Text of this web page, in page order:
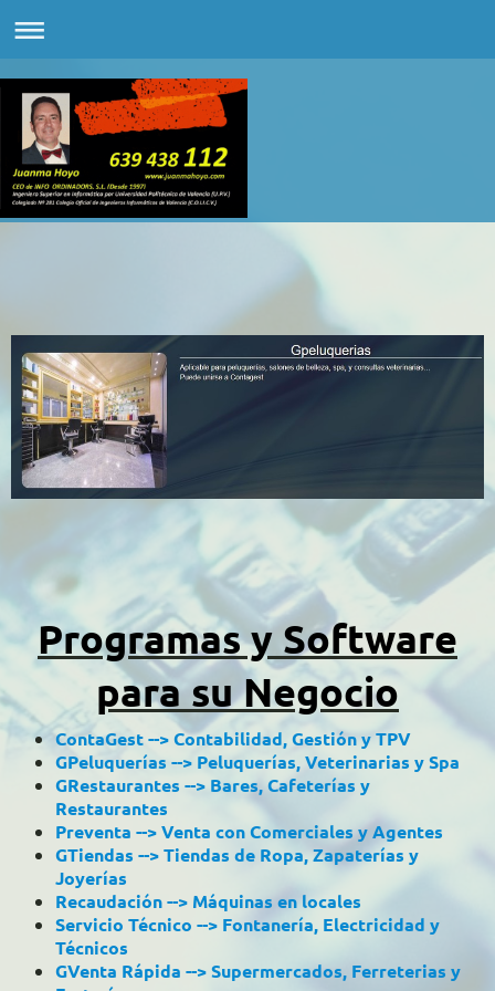
Programas y Software
para su Negocio
ContaGest --> Contabilidad, Gestión y TPV
GPeluquerías --> Peluquerías, Veterinarias y Spa
GRestaurantes --> Bares, Cafeterías y
Restaurantes
Preventa --> Venta con Comerciales y Agentes
GTiendas --> Tiendas de Ropa, Zapaterías y
Joyerías
Recaudación --> Máquinas en locales
Servicio Técnico --> Fontanería, Electricidad y
Técnicos
GVenta Rápida --> Supermercados, Ferreterias y